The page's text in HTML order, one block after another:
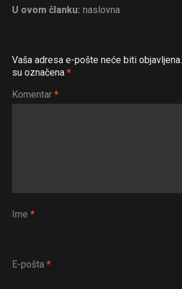
U ovom članku: naslovna
Vaša adresa e-pošte neće biti objavljena.
su označena *
Komentar *
Ime *
E-pošta *